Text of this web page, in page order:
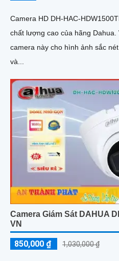
Camera HD DH-HAC-
chất lượng cao của hãng Dahua. Với độ phân giải HD 5MP,
camera này cho hình ảnh sắc nét và chi tiết.
và...
Camera Giám Sát DAHUA
VN
850,000 ₫ 1,030,000 ₫